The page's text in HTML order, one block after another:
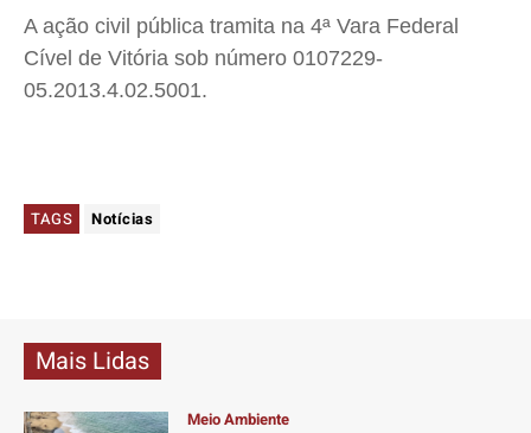
A ação civil pública tramita na 4ª Vara Federal
Cível de Vitória sob número 0107229-
05.2013.4.02.5001.
TAGS Notícias
Mais Lidas
Meio Ambiente